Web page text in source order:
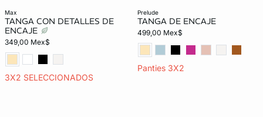
max
TANGA CON DETALLES DE
ENCAJE
349,00 Mex$
3X2 SELECCIONADOS
prelude
TANGA DE ENCAJE
499,00 Mex$
Panties 3X2